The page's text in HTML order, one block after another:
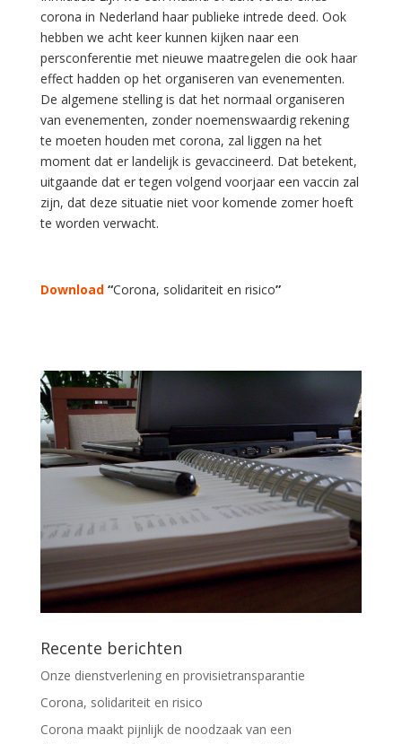
corona in Nederland haar publieke intrede deed. Ook
hebben we acht keer kunnen kijken naar een
persconferentie met nieuwe maatregelen die ook haar
effect hadden op het organiseren van evenementen.
De algemene stelling is dat het normaal organiseren
van evenementen, zonder noemenswaardig rekening
te moeten houden met corona, zal liggen na het
moment dat er landelijk is gevaccineerd. Dat betekent,
uitgaande dat er tegen volgend voorjaar een vaccin zal
zijn, dat deze situatie niet voor komende zomer hoeft
te worden verwacht.
Download “Corona, solidariteit en risico”
Recente berichten
Onze dienstverlening en provisietransparantie
Corona, solidariteit en risico
Corona maakt pijnlijk de noodzaak van een